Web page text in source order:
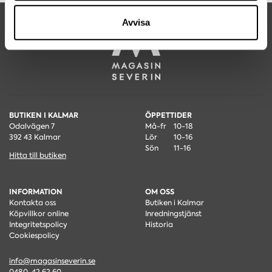
samlat in när du har använt deras tjänster.
Avvisa
BUTIKEN I KALMAR
Odalvägen 7
392 43 Kalmar
Hitta till butiken
ÖPPETTIDER
Må-fr
10-18
Lör
10-16
Sön
11-16
INFORMATION
Kontakta oss
Köpvillkor online
Integritetspolicy
Cookiespolicy
OM OSS
Butiken i Kalmar
Inredningstjänst
Historia
info@magasinseverin.se